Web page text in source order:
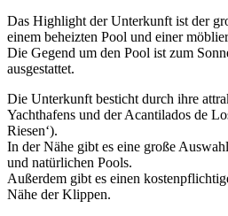
Das Highlight der Unterkunft ist der
einem beheizten Pool und einer
Die Gegend um den Pool ist zum
ausgestattet.
Die Unterkunft besticht durch ihre
Yachthafens und der Acantilados de
Riesen‘).
In der Nähe gibt es eine große
und natürlichen Pools.
Außerdem gibt es einen
Nähe der Klippen.